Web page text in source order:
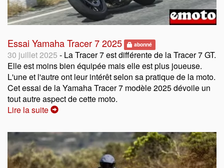
Essai Yamaha Tracer 7 2025 abonné
30 juillet 2025 - La Tracer 7 est différente de la Tracer 7 GT.
Elle est moins bien équipée mais elle est plus joueuse.
L'une et l'autre ont leur intérêt selon sa pratique de la moto.
Cet essai de la Yamaha Tracer 7 modèle 2025 dévoile un
tout autre aspect de cette moto.
Lire la suite